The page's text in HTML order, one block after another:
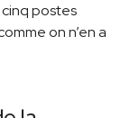
postes
on n’en a